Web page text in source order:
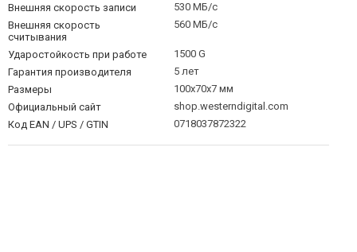
Внешняя скорость записи
530 МБ/с
Внешняя скорость
считывания
560 МБ/с
Ударостойкость при работе
1500 G
Гарантия производителя
5 лет
Размеры
100x70x7 мм
Официальный сайт
shop.westerndigital.com
Код EAN / UPS / GTIN
0718037872322